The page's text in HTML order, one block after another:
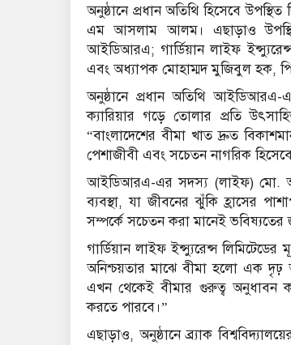
অনুষ্ঠানে প্রধান অতিথি হিসেবে
এম আসলাম আলম। এছাড়াও
আইডিআরএ; গার্ডিয়ান লাইফ
এবং অধ্যাপক মোহাম্মদ মুজিবুল হক,
অনুষ্ঠানে প্রধান অতিথি
ক্যারিয়ার গড়ে তোলার প্রতি
“বাংলাদেশের বীমা খাত দ্রুত
পেশাজীবী এবং সচেতন নাগরিক
আইডিআরএ-এর সদস্য (লাইফ) মো.
ব্যবস্থা, যা জীবনের ঝুঁকি হ্রাসের
সম্পর্কে সচেতন করা মানেই
গার্ডিয়ান লাইফ ইন্স্যুরেন্স
অনিশ্চয়তার মাঝে বীমা হলো এক দৃঢ়
এখন থেকেই বীমার গুরুত্ব অনুধাবন
করতে পারবে।”
এছাড়াও, অনুষ্ঠানে ব্র্যাক